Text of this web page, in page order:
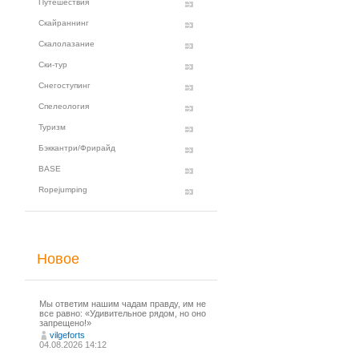
Путешествия
Скайраннинг
Скалолазание
Ски-тур
Снегоступинг
Спелеология
Туризм
Бэккантри/Фрирайд
BASE
Ropejumping
Новое
Мы ответим нашим чадам правду, им не
все равно: «Удивительное рядом, но оно
запрещено!»
vilgeforts
04.08.2026 14:12